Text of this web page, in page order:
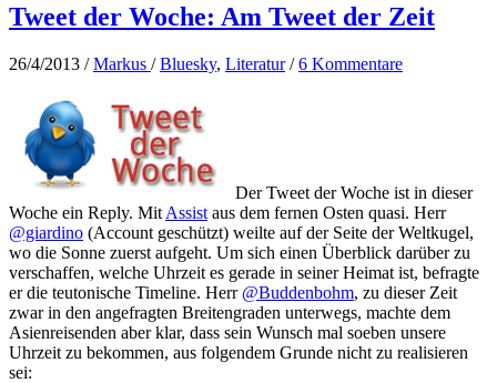
Tweet der Woche: Am Tweet der Zeit
26/4/2013 /Markus /Bluesky, Literatur/6 Kommentare
Der Tweet der Woche ist in dieser
Woche ein Reply. Mit Assist aus dem fernen Osten quasi. Herr
@giardino (Account geschützt) weilte auf der Seite der Weltkugel,
wo die Sonne zuerst aufgeht. Um sich einen Überblick darüber zu
verschaffen, welche Uhrzeit es gerade in seiner Heimat ist, befragte
er die teutonische Timeline. Herr @Buddenbohm, zu dieser Zeit
zwar in den angefragten Breitengraden unterwegs, machte dem
Asienreisenden aber klar, dass sein Wunsch mal soeben unsere
Uhrzeit zu bekommen, aus folgendem Grunde nicht zu realisieren
sei: